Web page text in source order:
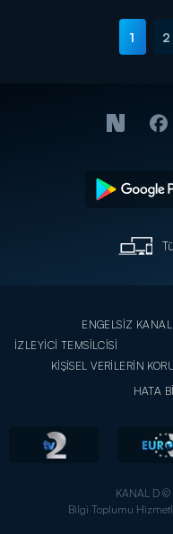
1 2
ENGELSİZ
İZLEYİCİ TEMSİLCİSİ
KİŞİSEL VERİLERİN
HATA
KANAL D ©
Bilgi Toplumu